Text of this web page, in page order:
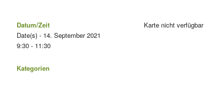
Karte nicht verfügbar
Datum/Zeit
Date(s) - 14. September 2021
9:30 - 11:30
Kategorien